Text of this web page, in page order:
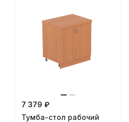
7 379 ₽
Тумба-стол рабочий